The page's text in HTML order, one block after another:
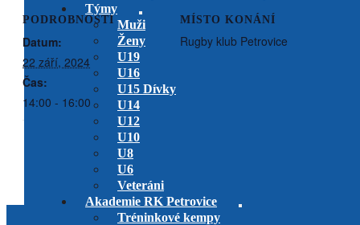
Týmy
Muži
Ženy
U19
U16
U15 Dívky
U14
U12
U10
U8
U6
Veteráni
Akademie RK Petrovice
Tréninkové kempy
PODROBNOSTI
Datum:
22 září, 2024
Čas:
14:00 - 16:00
MÍSTO KONÁNÍ
Rugby klub Petrovice
U14 – RKP vs. Ammor